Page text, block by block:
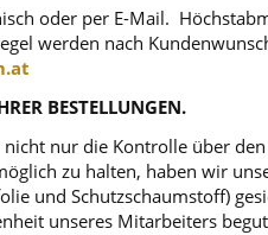
oder per E-Mail.
werden nach
BESTELLUNGEN.
nur die Kontrolle über den
zu halten, haben wir
und Schutzschaumstoff)
unseres Mitarbeiters